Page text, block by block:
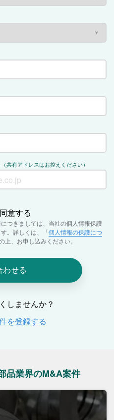
品業界のM&A案件